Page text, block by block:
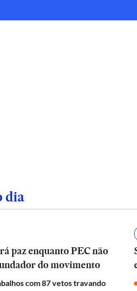
dia
paz enquanto PEC não
do movimento
com 87 vetos travando